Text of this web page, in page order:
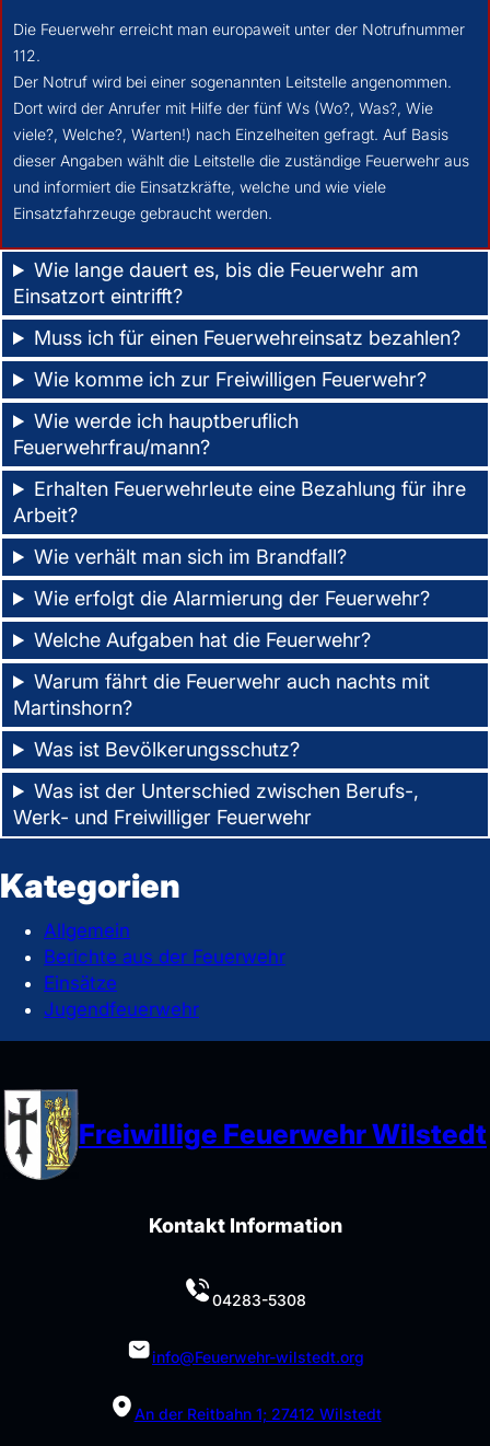
Die Feuerwehr erreicht man europaweit unter der Notrufnummer
112.
Der Notruf wird bei einer sogenannten Leitstelle angenommen.
Dort wird der Anrufer mit Hilfe der fünf Ws (Wo?, Was?, Wie
viele?, Welche?, Warten!) nach Einzelheiten gefragt. Auf Basis
dieser Angaben wählt die Leitstelle die zuständige Feuerwehr aus
und informiert die Einsatzkräfte, welche und wie viele
Einsatzfahrzeuge gebraucht werden.
Wie lange dauert es, bis die Feuerwehr am
Einsatzort eintrifft?
Muss ich für einen Feuerwehreinsatz bezahlen?
Wie komme ich zur Freiwilligen Feuerwehr?
Wie werde ich hauptberuflich
Feuerwehrfrau/mann?
Erhalten Feuerwehrleute eine Bezahlung für ihre
Arbeit?
Wie verhält man sich im Brandfall?
Wie erfolgt die Alarmierung der Feuerwehr?
Welche Aufgaben hat die Feuerwehr?
Warum fährt die Feuerwehr auch nachts mit
Martinshorn?
Was ist Bevölkerungsschutz?
Was ist der Unterschied zwischen Berufs-,
Werk- und Freiwilliger Feuerwehr
Kategorien
Allgemein
Berichte aus der Feuerwehr
Einsätze
Jugendfeuerwehr
Freiwillige Feuerwehr Wilstedt
Kontakt Information
04283-5308
info@Feuerwehr-wilstedt.org
An der Reitbahn 1; 27412 Wilstedt